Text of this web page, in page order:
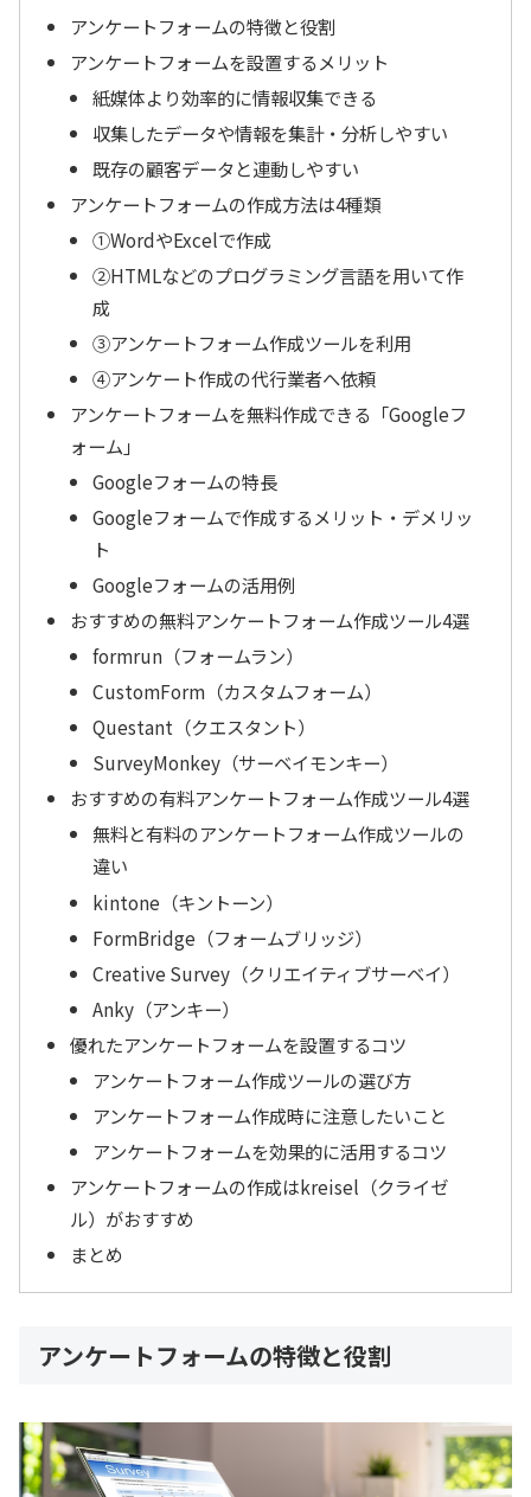
アンケートフォームの特徴と役割
アンケートフォームを設置するメリット
紙媒体より効率的に情報収集できる
収集したデータや情報を集計・分析しやすい
既存の顧客データと連動しやすい
アンケートフォームの作成方法は4種類
①WordやExcelで作成
②HTMLなどのプログラミング言語を用いて作
成
③アンケートフォーム作成ツールを利用
④アンケート作成の代行業者へ依頼
アンケートフォームを無料作成できる「Googleフ
ォーム」
Googleフォームの特長
Googleフォームで作成するメリット・デメリッ
ト
Googleフォームの活用例
おすすめの無料アンケートフォーム作成ツール4選
formrun（フォームラン）
CustomForm（カスタムフォーム）
Questant（クエスタント）
SurveyMonkey（サーベイモンキー）
おすすめの有料アンケートフォーム作成ツール4選
無料と有料のアンケートフォーム作成ツールの
違い
kintone（キントーン）
FormBridge（フォームブリッジ）
Creative Survey（クリエイティブサーベイ）
Anky（アンキー）
優れたアンケートフォームを設置するコツ
アンケートフォーム作成ツールの選び方
アンケートフォーム作成時に注意したいこと
アンケートフォームを効果的に活用するコツ
アンケートフォームの作成はkreisel（クライゼ
ル）がおすすめ
まとめ
アンケートフォームの特徴と役割